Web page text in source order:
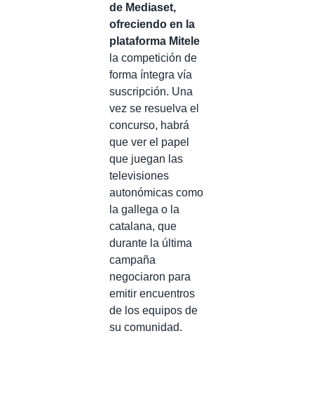
de Mediaset,
ofreciendo en la
plataforma Mitele
la competición de
forma íntegra vía
suscripción. Una
vez se resuelva el
concurso, habrá
que ver el papel
que juegan las
televisiones
autonómicas como
la gallega o la
catalana, que
durante la última
campaña
negociaron para
emitir encuentros
de los equipos de
su comunidad.